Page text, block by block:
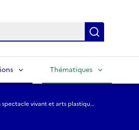
Thématiques
spectacle vivant et arts plastiqu...